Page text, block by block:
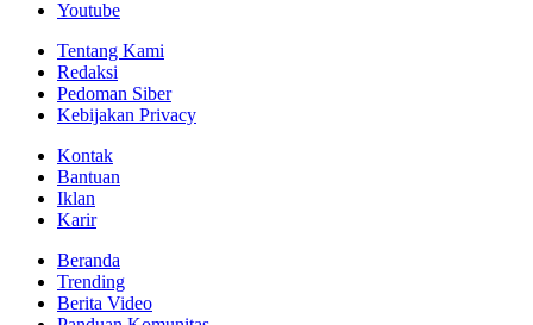
Youtube
Tentang Kami
Redaksi
Pedoman Siber
Kebijakan Privacy
Kontak
Bantuan
Iklan
Karir
Beranda
Trending
Berita Video